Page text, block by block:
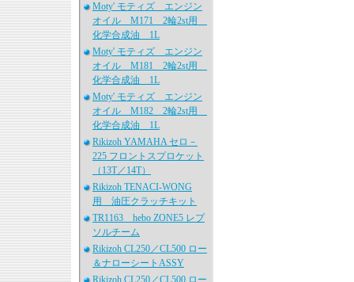
Moty' モティズ エンジン
オイル M171 2輪2st用
化学合成油 1L
Moty' モティズ エンジン
オイル M181 2輪2st用
化学合成油 1L
Moty' モティズ エンジン
オイル M182 2輪2st用
化学合成油 1L
Rikizoh YAMAHA セロ－
225 フロントスプロケット
（13T／14T）
Rikizoh TENACI-WONG
用 油圧クラッチキット
TR1163 hebo ZONE5 レプ
ソルチーム
Rikizoh CL250／CL500 ロー
＆ナローシートASSY